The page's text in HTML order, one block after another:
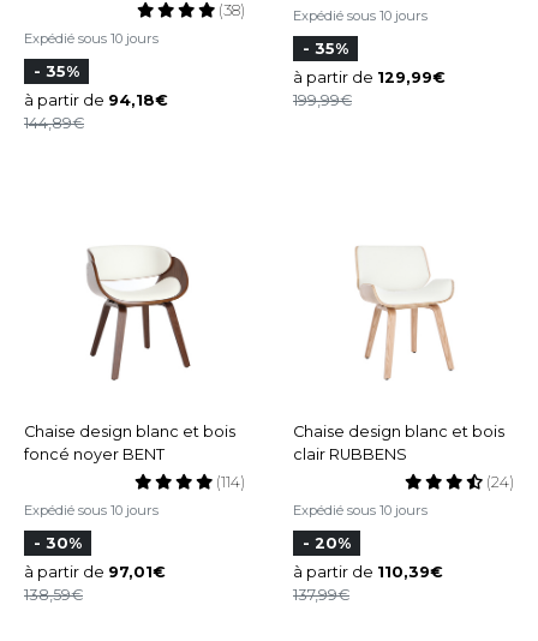
Expédié sous 10 jours
(38)
- 35%
à partir de 94,18
144,89
Expédié sous 10 jours
- 35%
à partir de 129,99
199,99
Chaise design blanc et bois
foncé noyer BENT
Expédié sous 10 jours
(114)
- 30%
à partir de 97,01
138,59
Chaise design blanc et bois
clair RUBBENS
Expédié sous 10 jours
(24)
- 20%
à partir de 110,39
137,99